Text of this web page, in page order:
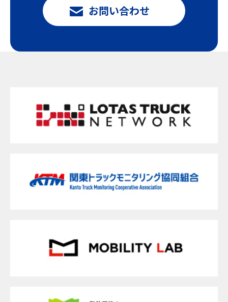
お問い合わせ